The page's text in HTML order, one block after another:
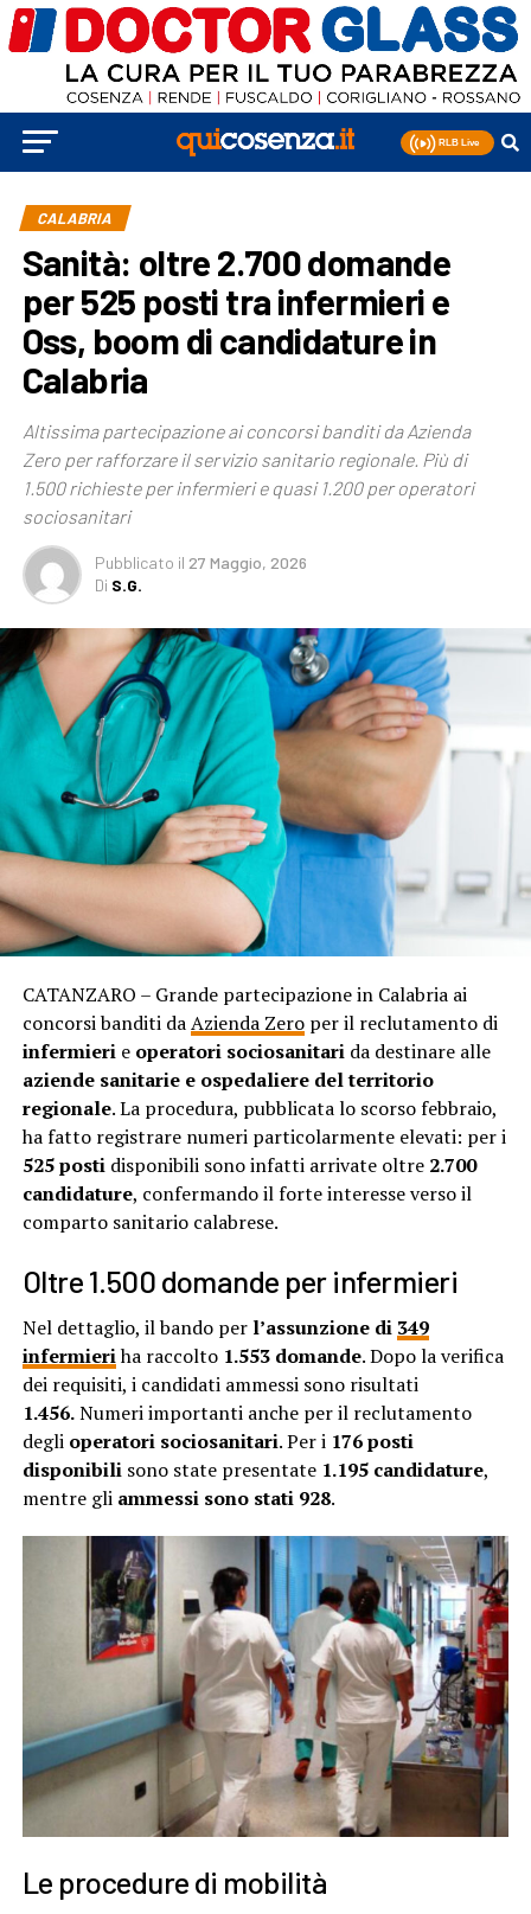
CALABRIA
Sanità: oltre 2.700 domande
per 525 posti tra infermieri e
Oss, boom di candidature in
Calabria
Altissima partecipazione ai concorsi banditi da Azienda
Zero per rafforzare il servizio sanitario regionale. Più di
1.500 richieste per infermieri e quasi 1.200 per operatori
sociosanitari
Pubblicato il 27 Maggio, 2026
Di S.G.
CATANZARO – Grande partecipazione in Calabria ai
concorsi banditi daAzienda Zeroper il reclutamento di
infermierie operatori sociosanitarida destinare alle
aziende sanitarie e ospedaliere del territorio
regionale. La procedura, pubblicata lo scorso febbraio,
ha fatto registrare numeri particolarmente elevati: per i
525 postidisponibili sono infatti arrivate oltre 2.700
candidature, confermando il forte interesse verso il
comparto sanitario calabrese.
Oltre 1.500 domande per infermieri
Nel dettaglio, il bando per l’assunzione di 349
infermieriha raccolto 1.553 domande. Dopo la verifica
dei requisiti, i candidati ammessi sono risultati
1.456.Numeri importanti anche per il reclutamento
degli operatori sociosanitari. Per i 176 posti
disponibilisono state presentate 1.195 candidature,
mentre gli ammessi sono stati 928.
Le procedure di mobilità